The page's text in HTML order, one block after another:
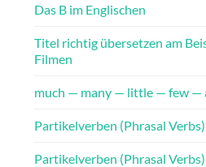
Das B im Englischen
Titel richtig übersetzen am
Filmen
much — many — little — few —
Partikelverben (Phrasal
Partikelverben (Phrasal